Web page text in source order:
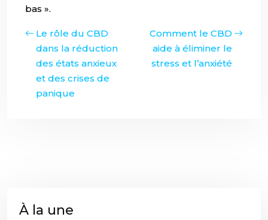
bas ».
Le rôle du CBD
dans la réduction
des états anxieux
et des crises de
panique
Comment le CBD
aide à éliminer le
stress et l’anxiété
À la une